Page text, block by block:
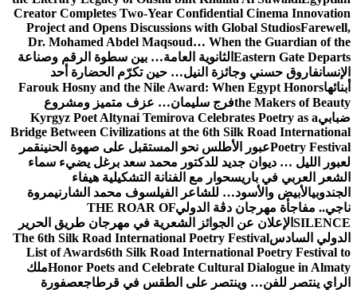
Creator Completes Two-Year Confidential Cinema Innovation
Project and Opens Discussions with Global StudiosFarewell,
Dr. Mohamed Abdel Maqsoud… When the Guardian of the
Eastern Gate Departs الثانوية العامة… بين سطوة الرقم وصناعة
الإنسانفاروق حسني وجائزة النيل… حين تكرّم الحضارة أحد
أبنائهاFarouk Hosny and the Nile Award: When Egypt Honors
the Makers of Beautyفرج سليمان… عزف متميز ومشروع
ضبابيKyrgyz Poet Altynai Temirova Celebrates Poetry as a
Bridge Between Civilizations at the 6th Silk Road International
Poetry Festivalعبور الأطلس نحو المستقبل على صهوة الحنينقمر
لعبور الليل … ديوان جديد للدكتور محمد سعد برغل يضيء سماء
الشعر العربي في باريسحوار مع الفنانة التشكيلية هيفاء
الجندوبيالأبيض والأسود… للشاعر الفيلسوف محمد الشارنيمروة
ناجي.. مفاجأة مهرجان دڨة الدوليTHE ROAR OF
SILENCE الإعلان عن الجوائز الشعرية في مهرجان طريق الحرير
الدولي السادسThe 6th Silk Road International Poetry Festival
List of Awards6th Silk Road International Poetry Festival to
Honor Poets and Celebrate Cultural Dialogue in Almatyملك
الراي ينتصر للفن… وينتصر على الطقس في قرطاجعصفورة